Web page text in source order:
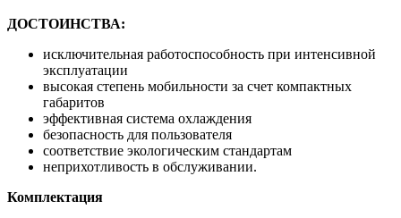
ДОСТОИНСТВА:
исключительная работоспособность при интенсивной
эксплуатации
высокая степень мобильности за счет компактных
габаритов
эффективная система охлаждения
безопасность для пользователя
соответствие экологическим стандартам
неприхотливость в обслуживании.
Комплектация